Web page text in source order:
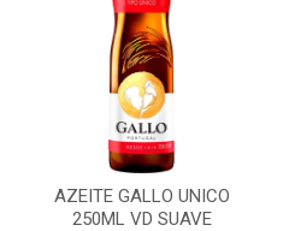
AZEITE GALLO UNICO
250ML VD SUAVE